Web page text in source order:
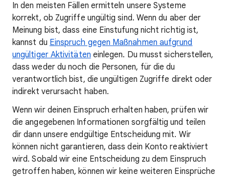
In den meisten Fällen ermitteln unsere Systeme
korrekt, ob Zugriffe ungültig sind. Wenn du aber der
Meinung bist, dass eine Einstufung nicht richtig ist,
kannst du Einspruch gegen Maßnahmen aufgrund
ungültiger Aktivitäten einlegen. Du musst sicherstellen,
dass weder du noch die Personen, für die du
verantwortlich bist, die ungültigen Zugriffe direkt oder
indirekt verursacht haben.
Wenn wir deinen Einspruch erhalten haben, prüfen wir
die angegebenen Informationen sorgfältig und teilen
dir dann unsere endgültige Entscheidung mit. Wir
können nicht garantieren, dass dein Konto reaktiviert
wird. Sobald wir eine Entscheidung zu dem Einspruch
getroffen haben, können wir keine weiteren Einsprüche